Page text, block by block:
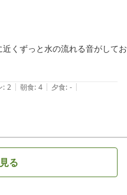
くずっと水の流れる音がしてお
残念。
している様ですが、常連が洗い
ていた）しており、宿泊者？が
の事の説明なし。
が大丈夫？
だったので次はないかも。
: 2 | 朝食: 4 | 夕食: - |
る